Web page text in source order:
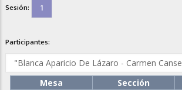
Sesión: 1
Participantes:
Mesa Sección